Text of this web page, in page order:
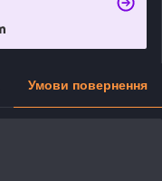
Умови повернення